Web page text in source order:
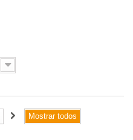
Mostrar todos